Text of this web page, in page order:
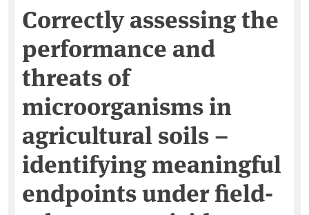
Correctly assessing the
performance and
threats of
microorganisms in
agricultural soils –
identifying meaningful
endpoints under field-